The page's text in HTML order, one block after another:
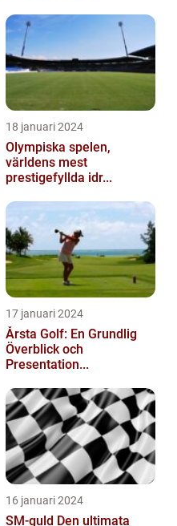
18 januari 2024
Olympiska spelen,
världens mest
prestigefyllda idr...
17 januari 2024
Årsta Golf: En Grundlig
Överblick och
Presentation...
16 januari 2024
SM-guld Den ultimata